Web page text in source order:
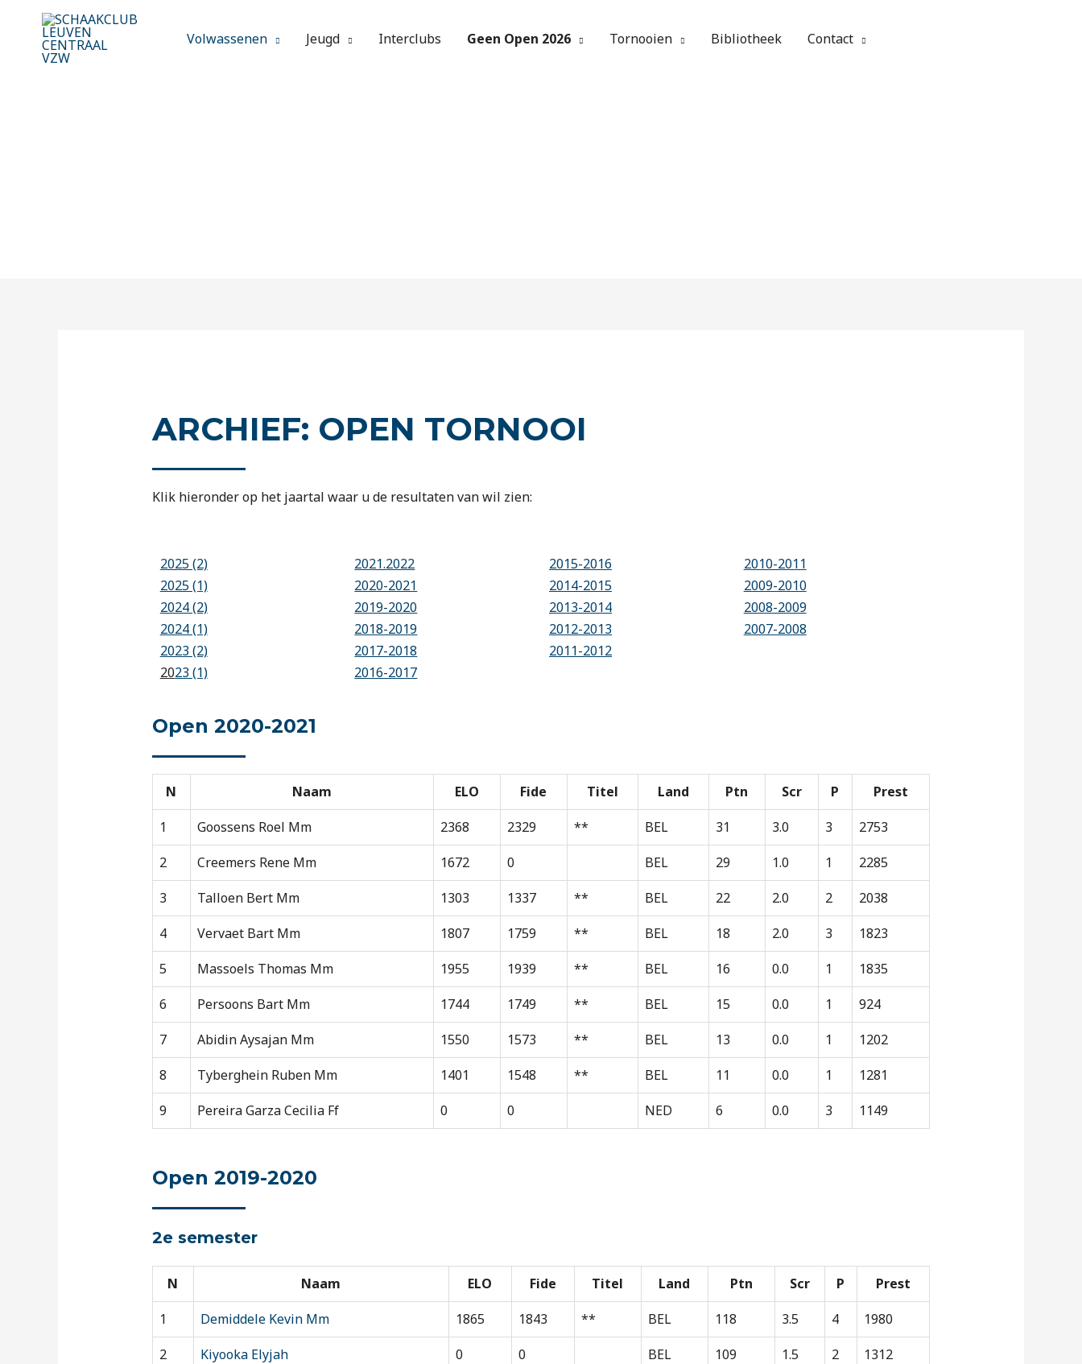
Volwassenen Jeugd Interclubs Geen Open 2026 Tornooien Bibliotheek Contact
ARCHIEF: OPEN TORNOOI
Klik hieronder op het jaartal waar u de resultaten van wil zien:
2025 (2)
2025 (1)
2024 (2)
2024 (1)
2023 (2)
2023 (1)
2021.2022
2020-2021
2019-2020
2018-2019
2017-2018
2016-2017
2015-2016
2014-2015
2013-2014
2012-2013
2011-2012
2010-2011
2009-2010
2008-2009
2007-2008
Open 2020-2021
N Naam ELO Fide Titel Land Ptn Scr P
Prest
1
Goossens Roel Mm 2368 2329 ** BEL 31 3.0 3
2753
2
Creemers Rene Mm 1672 0 BEL 29 1.0 1
2285
3
Talloen Bert Mm 1303 1337 ** BEL 22 2.0 2
2038
4
Vervaet Bart Mm 1807 1759 ** BEL 18 2.0 3
1823
5
Massoels Thomas Mm 1955 1939 ** BEL 16 0.0 1
1835
6
Persoons Bart Mm 1744 1749 ** BEL 15 0.0 1
924
7
Abidin Aysajan Mm 1550 1573 ** BEL 13 0.0 1
1202
8
Tyberghein Ruben Mm 1401 1548 ** BEL 11 0.0 1
1281
9
Pereira Garza Cecilia Ff 0 0 NED 6 0.0 3 1149
Open 2019-2020
2e semester
N Naam ELO Fide Titel Land Ptn Scr P
Prest
1
Demiddele Kevin Mm 1865 1843 ** BEL 118 3.5 4
1980
2
Kiyooka Elyjah 0 0 BEL 109 1.5 2
1312